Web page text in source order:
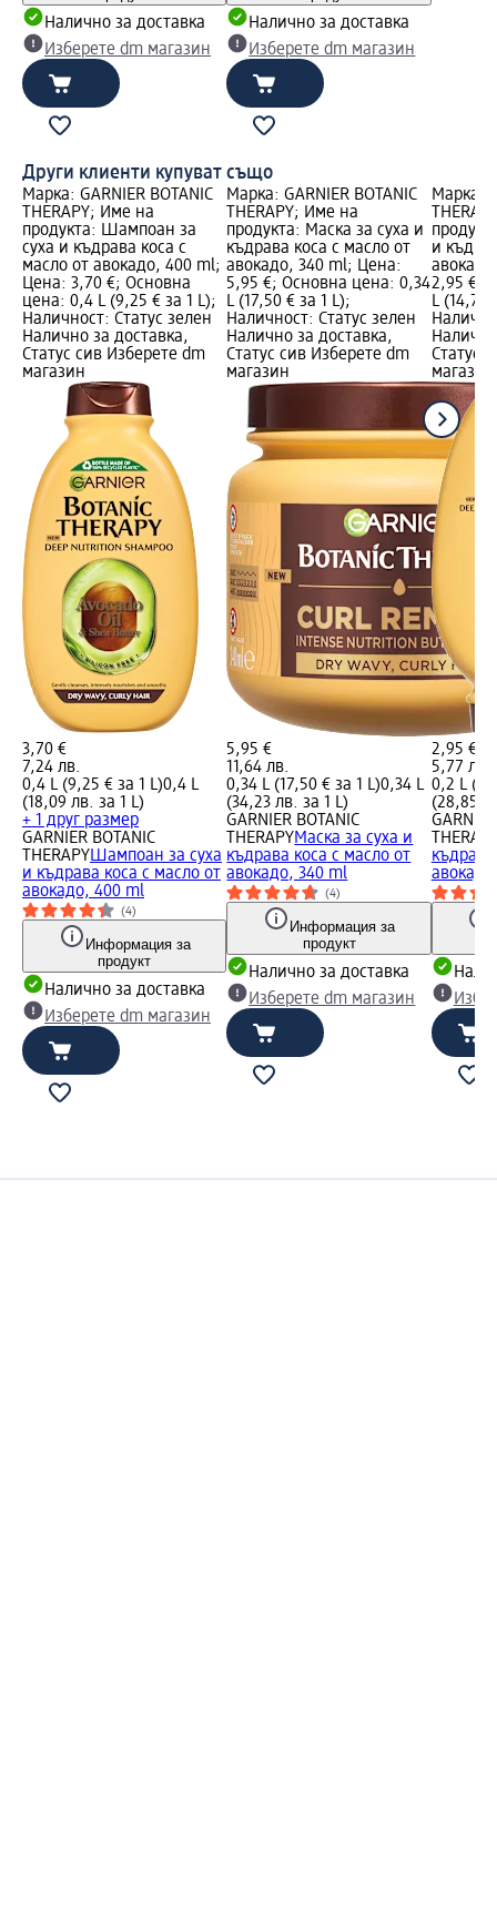
Налично за доставка
Изберете dm магазин
Налично за доставка
Изберете dm магазин
Други клиенти купуват също
Марка: GARNIER BOTANIC
THERAPY; Име на
продукта: Шампоан за
суха и къдрава коса с
масло от авокадо, 400 ml;
Цена: 3,70 €; Основна
цена: 0,4 L (9,25 € за 1 L);
Наличност: Статус зелен
Налично за доставка,
Статус сив Изберете dm
магазин
3,70 €
7,24 лв.
0,4 L (9,25 € за 1 L)0,4 L
(18,09 лв. за 1 L)
+ 1 друг размер
GARNIER BOTANIC
THERAPYШампоан за суха
и къдрава коса с масло от
авокадо, 400 ml
(4)
Информация за
продукт
Налично за доставка
Изберете dm магазин
Марка: GARNIER BOTANIC
THERAPY; Име на
продукта: Маска за суха и
къдрава коса с масло от
авокадо, 340 ml; Цена:
5,95 €; Основна цена: 0,34
L (17,50 € за 1 L);
Наличност: Статус зелен
Налично за доставка,
Статус сив Изберете dm
магазин
5,95 €
11,64 лв.
0,34 L (17,50 € за 1 L)0,34 L
(34,23 лв. за 1 L)
GARNIER BOTANIC
THERAPYМаска за суха и
къдрава коса с масло от
авокадо, 340 ml
(4)
Информация за
продукт
Налично за доставка
Изберете dm магазин
Марка:
и
2,95 €;
L (14,75
Статус
магазин
2,95 €
5,77 лв.
0,2 L
(28,85